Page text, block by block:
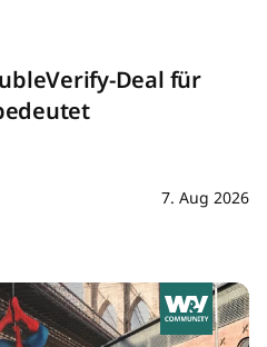
Deal für
7. Aug 2026